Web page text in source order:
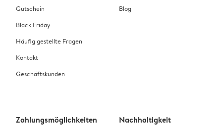
Gutschein
Black Friday
Häufig gestellte Fragen
Kontakt
Geschäftskunden
Blog
Zahlungsmöglichkeiten Nachhaltigkeit